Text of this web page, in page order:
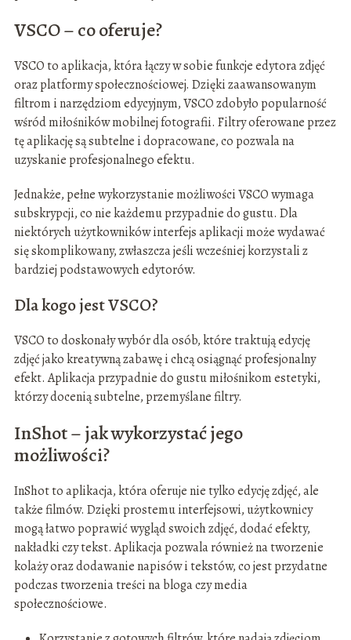
VSCO – co oferuje?
VSCO to aplikacja, która łączy w sobie funkcje edytora zdjęć
oraz platformy społecznościowej. Dzięki zaawansowanym
filtrom i narzędziom edycyjnym, VSCO zdobyło popularność
wśród miłośników mobilnej fotografii. Filtry oferowane przez
tę aplikację są subtelne i dopracowane, co pozwala na
uzyskanie profesjonalnego efektu.
Jednakże, pełne wykorzystanie możliwości VSCO wymaga
subskrypcji, co nie każdemu przypadnie do gustu. Dla
niektórych użytkowników interfejs aplikacji może wydawać
się skomplikowany, zwłaszcza jeśli wcześniej korzystali z
bardziej podstawowych edytorów.
Dla kogo jest VSCO?
VSCO to doskonały wybór dla osób, które traktują edycję
zdjęć jako kreatywną zabawę i chcą osiągnąć profesjonalny
efekt. Aplikacja przypadnie do gustu miłośnikom estetyki,
którzy docenią subtelne, przemyślane filtry.
InShot – jak wykorzystać jego
możliwości?
InShot to aplikacja, która oferuje nie tylko edycję zdjęć, ale
także filmów. Dzięki prostemu interfejsowi, użytkownicy
mogą łatwo poprawić wygląd swoich zdjęć, dodać efekty,
nakładki czy tekst. Aplikacja pozwala również na tworzenie
kolaży oraz dodawanie napisów i tekstów, co jest przydatne
podczas tworzenia treści na bloga czy media
społecznościowe.